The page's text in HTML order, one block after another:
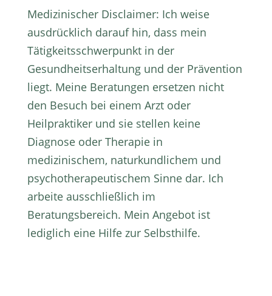
Medizinischer Disclaimer: Ich weise
ausdrücklich darauf hin, dass mein
Tätigkeitsschwerpunkt in der
Gesundheitserhaltung und der Prävention
liegt. Meine Beratungen ersetzen nicht
den Besuch bei einem Arzt oder
Heilpraktiker und sie stellen keine
Diagnose oder Therapie in
medizinischem, naturkundlichem und
psychotherapeutischem Sinne dar. Ich
arbeite ausschließlich im
Beratungsbereich. Mein Angebot ist
lediglich eine Hilfe zur Selbsthilfe.